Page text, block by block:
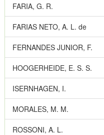
FARIA, G. R.
FARIAS NETO, A. L. de
FERNANDES JUNIOR, F.
HOOGERHEIDE, E. S. S.
ISERNHAGEN, I.
MORALES, M. M.
ROSSONI, A. L.